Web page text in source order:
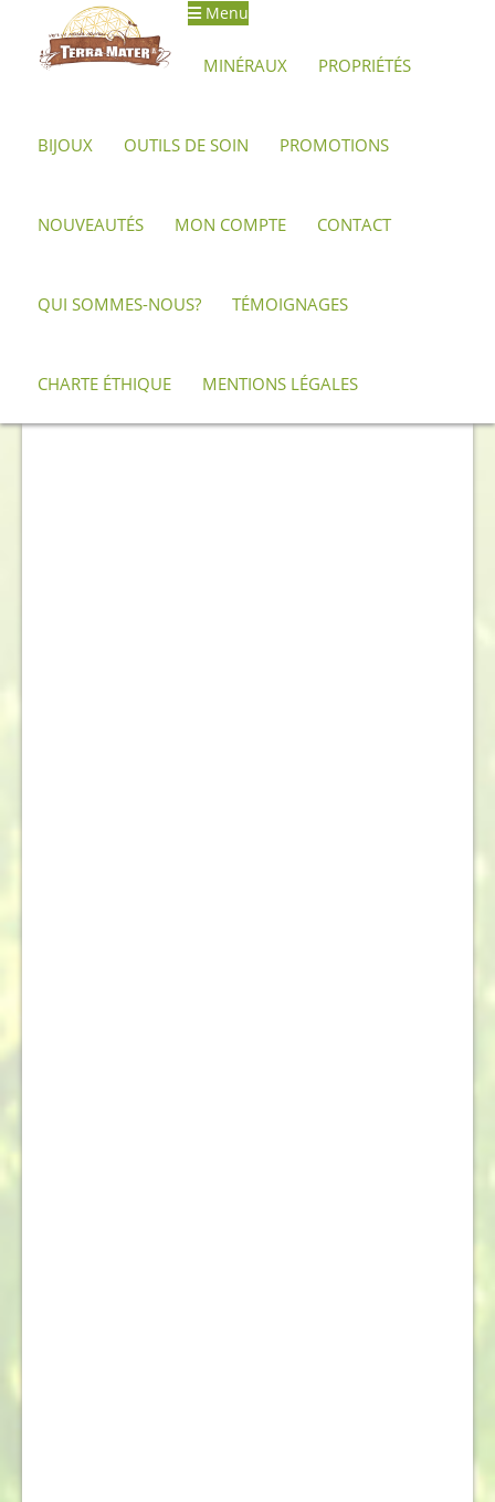
Aller
Aller
au
Menu
MINÉRAUX PROPRIÉTÉS
BIJOUX OUTILS DE SOIN PROMOTIONS
NOUVEAUTÉS MON COMPTE CONTACT
QUI SOMMES-NOUS? TÉMOIGNAGES
CHARTE ÉTHIQUE MENTIONS LÉGALES
Accueil Minéraux, pierres et cristaux
Obsidienne